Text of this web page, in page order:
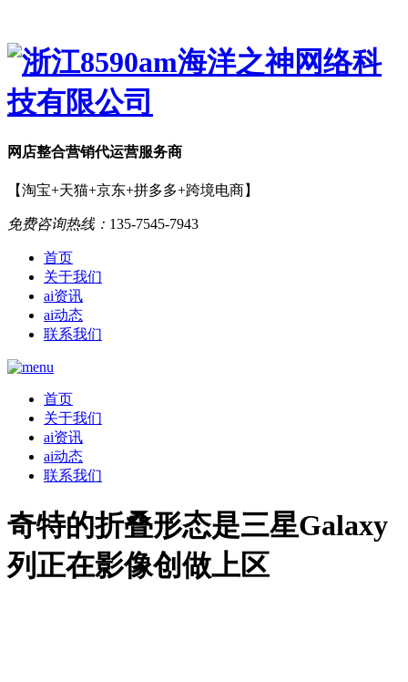
网店整合营销代运营服务商
【淘宝+天猫+京东+拼多多+跨境电商】
免费咨询热线： 135-7545-7943
首页
关于我们
ai资讯
ai动态
联系我们
首页
关于我们
ai资讯
ai动态
联系我们
奇特的折叠形态是三星Galaxy
列正在影像创做上区